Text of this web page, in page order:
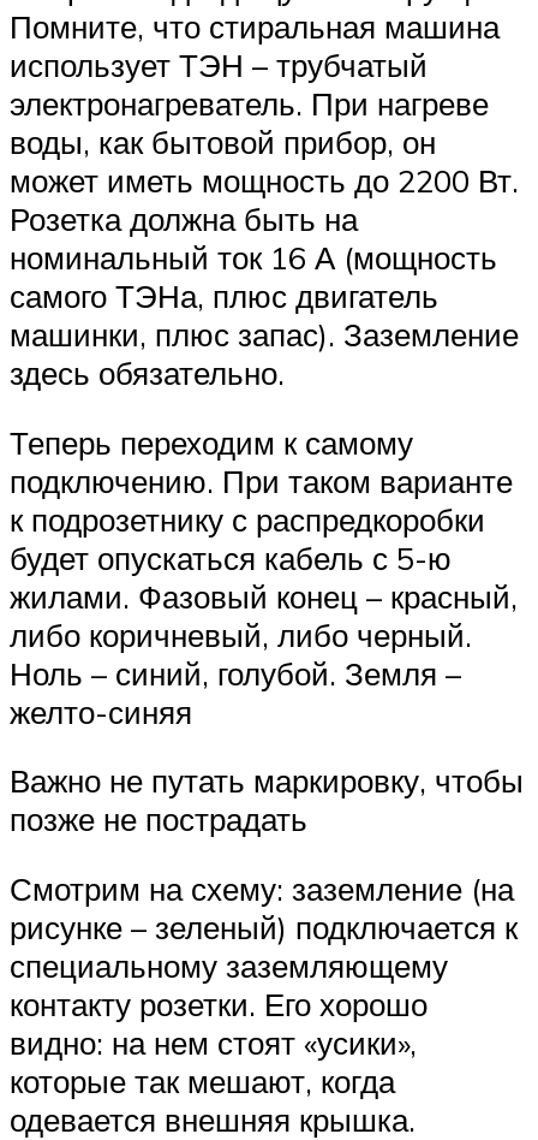
Помните, что стиральная машина
использует ТЭН – трубчатый
электронагреватель. При нагреве
воды, как бытовой прибор, он
может иметь мощность до 2200 Вт.
Розетка должна быть на
номинальный ток 16 А (мощность
самого ТЭНа, плюс двигатель
машинки, плюс запас). Заземление
здесь обязательно.
Теперь переходим к самому
подключению. При таком варианте
к подрозетнику с распредкоробки
будет опускаться кабель с 5-ю
жилами. Фазовый конец – красный,
либо коричневый, либо черный.
Ноль – синий, голубой. Земля –
желто-синяя
Важно не путать маркировку, чтобы
позже не пострадать
Смотрим на схему: заземление (на
рисунке – зеленый) подключается к
специальному заземляющему
контакту розетки. Его хорошо
видно: на нем стоят «усики»,
которые так мешают, когда
одевается внешняя крышка.